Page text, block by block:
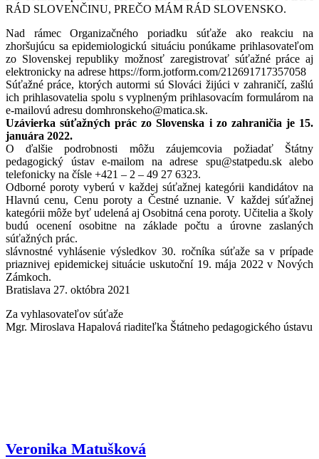
RÁD SLOVENČINU, PREČO MÁM RÁD SLOVENSKO.
Nad rámec Organizačného poriadku súťaže ako reakciu na
zhoršujúcu sa epidemiologickú situáciu ponúkame prihlasovateľom
zo Slovenskej republiky možnosť zaregistrovať súťažné práce aj
elektronicky na adrese https://form.jotform.com/212691717357058
Súťažné práce, ktorých autormi sú Slováci žijúci v zahraničí, zašlú
ich prihlasovatelia spolu s vyplneným prihlasovacím formulárom na
e-mailovú adresu domhronskeho@matica.sk.
Uzávierka súťažných prác zo Slovenska i zo zahraničia je 15.
januára 2022.
O ďalšie podrobnosti môžu záujemcovia požiadať Štátny
pedagogický ústav e-mailom na adrese spu@statpedu.sk alebo
telefonicky na čísle +421 – 2 – 49 27 6323.
Odborné poroty vyberú v každej súťažnej kategórii kandidátov na
Hlavnú cenu, Cenu poroty a Čestné uznanie. V každej súťažnej
kategórii môže byť udelená aj Osobitná cena poroty. Učitelia a školy
budú ocenení osobitne na základe počtu a úrovne zaslaných
súťažných prác.
slávnostné vyhlásenie výsledkov 30. ročníka súťaže sa v prípade
priaznivej epidemickej situácie uskutoční 19. mája 2022 v Nových
Zámkoch.
Bratislava 27. októbra 2021
Za vyhlasovateľov súťaže
Mgr. Miroslava Hapalová riaditeľka Štátneho pedagogického ústavu
Veronika Matušková